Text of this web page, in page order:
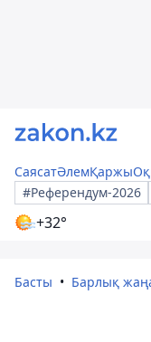
СаясатӘлемҚаржы
#Референдум-2026
+32°
Басты Барлық